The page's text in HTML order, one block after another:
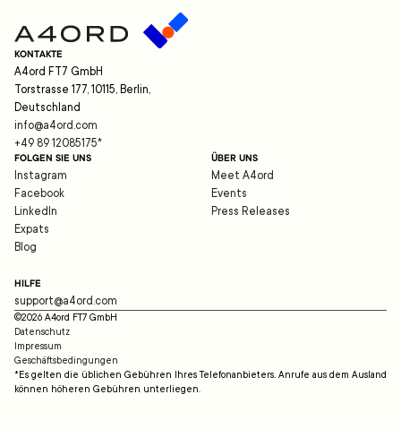
KONTAKTE
A4ord FT7 GmbH
Torstrasse 177, 10115, Berlin,
Deutschland
info@a4ord.com
+49 89 12085175*
FOLGEN SIE UNS
Instagram
Facebook
LinkedIn
Expats
Blog
ÜBER UNS
Meet A4ord
Events
Press Releases
HILFE
support@a4ord.com
©2026 A4ord FT7 GmbH
Datenschutz
Impressum
Geschäftsbedingungen
*Es gelten die üblichen Gebühren Ihres Telefonanbieters. Anrufe aus dem Ausland
können höheren Gebühren unterliegen.